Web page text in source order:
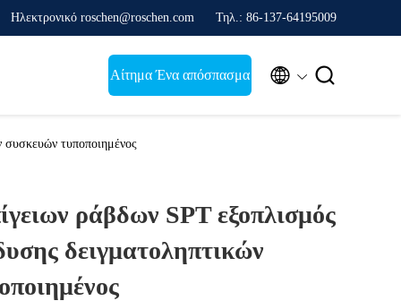
Ηλεκτρονικό roschen@roschen.com Τηλ.: 86-137-64195009
Αίτημα Ένα απόσπασμα  
συσκευών τυποποιημένος
ράβδων SPT εξοπλισμός
δειγματοληπτικών